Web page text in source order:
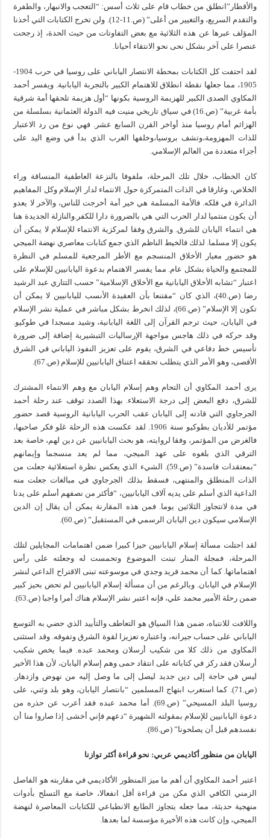
والأقطار”انطلق من خطاب قام على ثلاث أسس: “التعجب والانبهار، والطفرة
والتقدم السريع، والتغيير من أعلى” (ص.11-12). ولن تخرج الكتابات التي أخذنا
المؤلف عبرها عن هذه الثلاثية مع بعض التفاوتات من حيث الحدة، إذ رجحت
عنصرا على آخر بشكل نحى نحو الانتقاء أحيانا.
لقد احتفت كل الكتابات بمحطة الانتصار الياباني على روسيا في حرب 1904-
1905، مما جعلها نقطة انطلاق للاهتمام الكبير بالتجربة اليابانية. ويفسر أحمد
المكاوي الصدى الكبير للهزيمة الروسية بكونها “أول هزيمة تلحقها أمة شرقية
بأمة غربية” (ص.16) في سياق تاريخي منيت فيه الدولة العثمانية بسلسلة من
الهزائم أمام روسيا منذ أواخر القرن السابع عشر. فهي نوع من رد الاعتبار
للذات المهزومة،وتشف بروسيا،وخلفها الغرب الذي بدأ في وضع اليد على
أجزاء متعددة من العالم الإسلامي.
كان الخطاب، خلال تلك المرحلة، ملفوفا بالنزعة العاطفية المنساقة وراء
الخلاص، وغارقا في الذات المتمركزة حول الانتماء لدار الإسلام وكل المفاهيم
الدائرة في فلكه. فالأمة المسلمة هي خير أمة أخرجت للناس، والآخر لا يعدو
أن يكون منتميا لدار الحرب التي هي بالضرورة دارا للكفر.والنازلة الجديدة هنا
هي انتماء اليابان للشرق. والشرق وفقا لمركزية الانتماء للإسلام لا يمكن أن
يكون إلا مسلما. لذلك فالخيط الناظم الذي جمع كتابات معاصري نهضة الميجي
هو حضور معيار الأخلاق المنسجم مع الأطر المرجعية للمسلم في النظرة
للمجتمع والحياة بشكل عام. مما يفسر الاهتمام بدعوة اليابانيين للإسلام على
اعتبار “تشابه الأخلاق اليابانية مع الأخلاق الإسلامية” حسب التتاري عبد الرشيد
رضا (ص.40)، الذي كان “مقتنعا بأن العقيدة الأنسب لليابانيين لا يمكن أن
تكون إلا الإسلام” (ص.66)، لذلك انخرط بشكل مباشر في عملية نشر الإسلام
في اليابان، حيث ترجم القرآن إلى اللغة اليابانية، وشيد مسجدا في طوكيو.
وقد حركه في ذلك هاجس مواجهة الإرساليات التبشيرية إضافة إلى ضرورة
تأسيس خط دفاعي في الشرق، يقوم على تعزيز النفوذ الياباني في الشرق
الأقصى، وهو الأمر الذي يتطلب تحققه اعتناق اليابانيين للإسلام (ص.67).
يرى أحمد المكاوي أن التحام وهم إسلام اليابان مع وهم الانتماء المشترك
للشرق، دفع البعض إلى درجة الاستعلاء. بهذا الصدد توقف عند رحلة أحمد
الجرجاوي التي قادته إلى اليابان عقب الحرب اليابانية الروسية قصد حضور
مؤتمر للأديان بطوكيو سنة 1906. لقد عكست هذه الرحلة غلو فكر صاحبها،
فالغرض من المؤتمر، وفقا لروايته، هو بحث اليابانيين عن دين لهم، خاصة بعد
الترقي الذي بلغوه على عهد الميجي، مما لم يعد منسجما وإيمانهم
“بمعتقدات فاسدة” (ص.59). الشيء الذي يعكس نظرة استعلائية جعلت من
الذات المنطلق والمنتهى، فسقط بذلك الجرجاوي في مبالغات جعلت منه
الداعية الذي أسلم على يديه آلاف اليابانيين، “فأكثر من نصفهم أسلم على يدنا
في مدة لاتتجاوز الثلاثين يوما. فمن هذه المقارنة يمكن أن يقال إن الدين
الإسلامي سيكون دين اليابان الرسمي في المستقبل” (ص.60).
لقد احتلت مسألة إسلام اليابانيين حيزا كبيرا ضمن اهتمامات المجايلين لتلك
المرحلة، فمجلة المنار تبنت الموضوع وتحمست له وجعلته على رأس
اهتماماتها. كما أن محمد فريد وجدي في موسوعته تبنى الاقتراح الداعي لنشر
الإسلام في اليابان. وبالرغم من أن مسألة إسلام اليابانيين لم تحض بحيز كبير
ضمن رحلة الأمير محمد علي، فإنه اعتبر نشر الإسلام هناك أمرا واجبا (ص.63).
واللافت للانتباه، ضمن هذا السياق هو التعاطف والتأييد الذي حضي به التوسع
الياباني على حساب جيرانه، واعتباره تعزيزا لقوة الشرق وتفوقه. وقد استثنى
المكاوي من ذلك كلا من شكيب أرسلان ومحمد عبده. فيما يخص شكيب
أرسلان فقد ركز في كتاباته على انتقاد حمى وهم إسلام اليابان، لأن هذا الأخير
ليس في حاجة إلى دين جديد ليصل إلى ما وصل إليه من نهوض وازدهار.
(ص.71). كما استغرب ابتهاج المسلمين “بانتصار اليابان، وهو بلد وثني، على
روسيا البلد المسيحي” (ص.69). أما محمد عبده فقد أعرب عن حذره من
دعوة اليابانيين للإسلام بمقولته الشهيرة “دعهم فإني أخشى إذا صاروا منا أن
نفسدهم قبل أن يصلحونا” (ص.86).
اليابان من منظور أكاديمي عربي: نحو قراءة أكثر توازنا
اعتبر أحمد المكاوي أن أهم ما ميز المنظور الأكاديمي في مقاربته هو الفاصل
الزمني الكافي الذي مكن من قراءة أقل انفعالا، خاصة مع التسلح بأدوات
منهجية حديثة، مما جعله يتجاوز الطابع الانطباعي للكتابات المعاصرة لنهضة
الميجي، وإن كانت هذه الأخيرة مؤسسة لما بعدها.